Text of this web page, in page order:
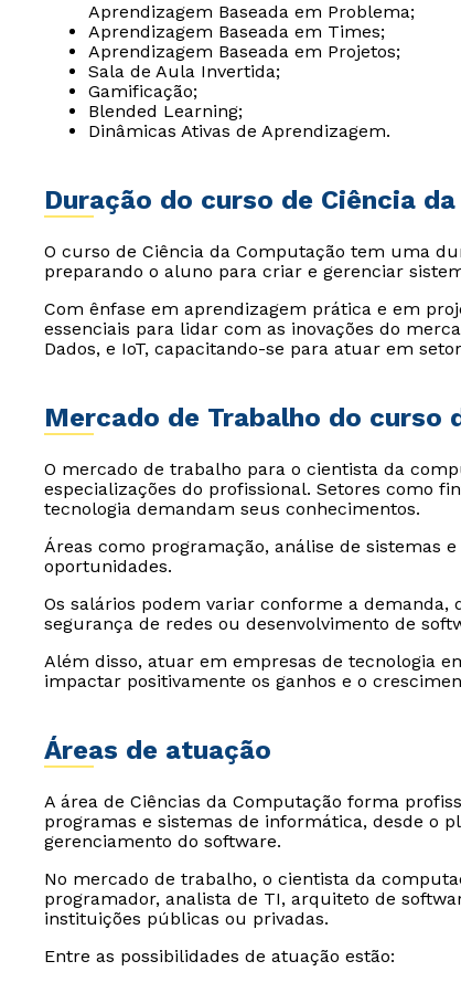
Aprendizagem Baseada em Problema;
Aprendizagem Baseada em Times;
Aprendizagem Baseada em Projetos;
Sala de Aula Invertida;
Gamificação;
Blended Learning;
Dinâmicas Ativas de Aprendizagem.
Duração do curso de Ciência
O curso de Ciência da Computação tem uma
preparando o aluno para criar e gerenciar
Com ênfase em aprendizagem prática e em
essenciais para lidar com as inovações do
Dados, e IoT, capacitando-se para atuar em
Mercado de Trabalho do curso
O mercado de trabalho para o cientista da
especializações do profissional. Setores como
tecnologia demandam seus conhecimentos.
Áreas como programação, análise de sistemas
oportunidades.
Os salários podem variar conforme a demanda,
segurança de redes ou desenvolvimento de
Além disso, atuar em empresas de tecnologia
impactar positivamente os ganhos e o
Áreas de atuação
A área de Ciências da Computação forma
programas e sistemas de informática, desde o
gerenciamento do software.
No mercado de trabalho, o cientista da
programador, analista de TI, arquiteto de
instituições públicas ou privadas.
Entre as possibilidades de atuação estão: